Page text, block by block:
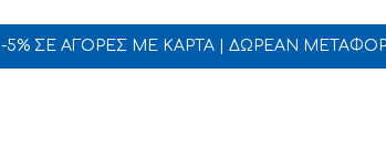
-5% ΣΕ ΑΓΟΡΕΣ ΜΕ ΚΑΡΤΑ | ΔΩΡΕΑΝ